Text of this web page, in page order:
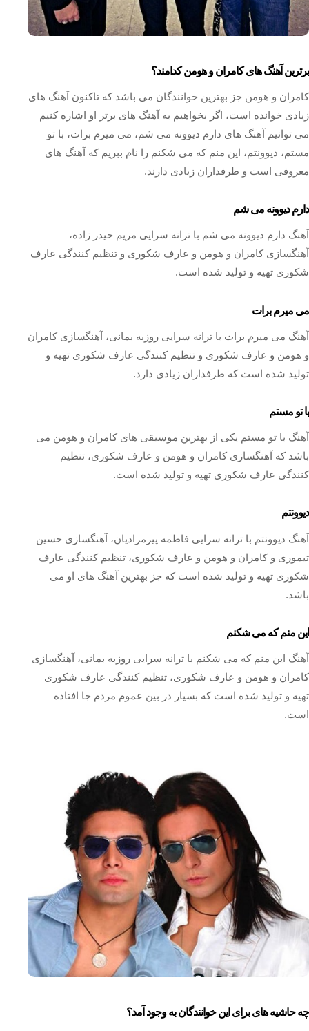
برترین آهنگ های کامران و هومن کدامند؟
کامران و هومن جز بهترین خوانندگان می باشد که تاکنون آهنگ های
زیادی خوانده است، اگر بخواهیم به آهنگ های برتر او اشاره کنیم
می توانیم آهنگ های دارم دیوونه می شم، می میرم برات، با تو
مستم، دیوونتم، این منم که می شکنم را نام ببریم که آهنگ های
معروفی است و طرفداران زیادی دارند.
دارم دیوونه می شم
آهنگ دارم دیوونه می شم با ترانه سرایی مریم حیدر زاده،
آهنگسازی کامران و هومن و عارف شکوری و تنظیم کنندگی عارف
شکوری تهیه و تولید شده است.
می میرم برات
آهنگ می میرم برات با ترانه سرایی روزبه بمانی، آهنگسازی کامران
و هومن و عارف شکوری و تنظیم کنندگی عارف شکوری تهیه و
تولید شده است که طرفداران زیادی دارد.
با تو مستم
آهنگ با تو مستم یکی از بهترین موسیقی های کامران و هومن می
باشد که آهنگسازی کامران و هومن و عارف شکوری، تنظیم
کنندگی عارف شکوری تهیه و تولید شده است.
دیوونتم
آهنگ دیوونتم با ترانه سرایی فاطمه پیرمرادیان، آهنگسازی حسین
تیموری و کامران و هومن و عارف شکوری، تنظیم کنندگی عارف
شکوری تهیه و تولید شده است که جز بهترین آهنگ های او می
باشد.
این منم که می شکنم
آهنگ این منم که می شکنم با ترانه سرایی روزبه بمانی، آهنگسازی
کامران و هومن و عارف شکوری، تنظیم کنندگی عارف شکوری
تهیه و تولید شده است که بسیار در بین عموم مردم جا افتاده
است.
چه حاشیه های برای این خوانندگان به وجود آمد؟